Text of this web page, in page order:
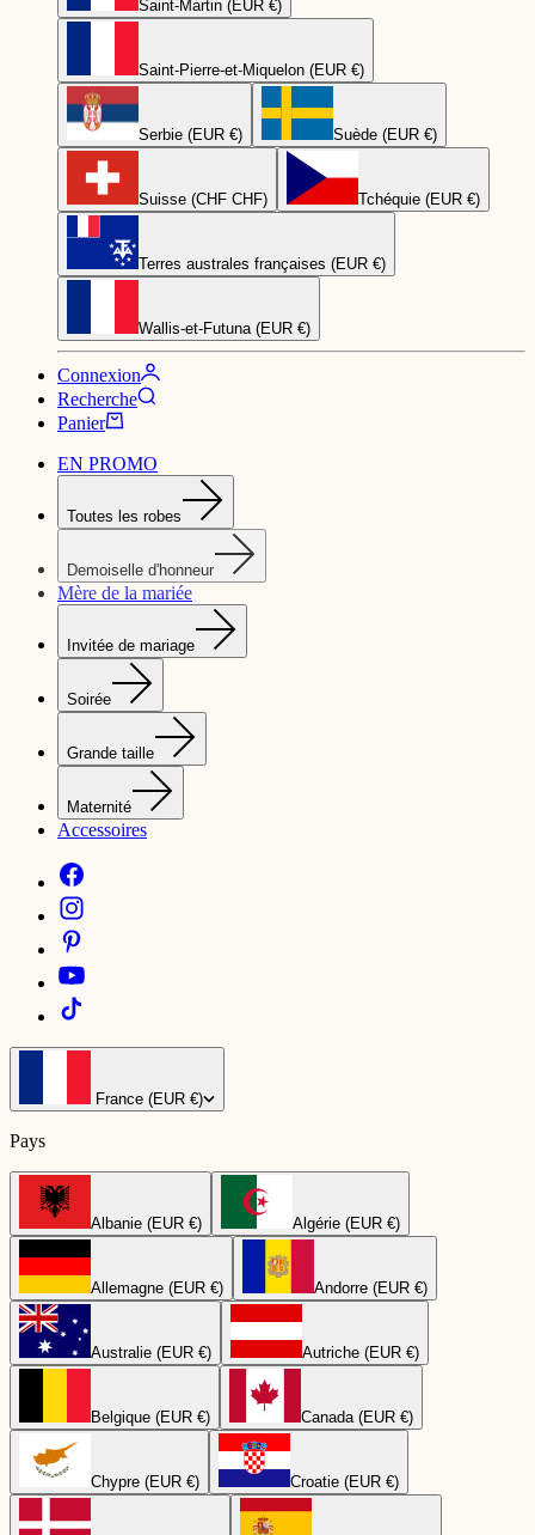
Saint-Martin (EUR €)
Saint-Pierre-et-Miquelon (EUR €)
Serbie (EUR €) Suède (EUR €)
Suisse (CHF CHF) Tchéquie (EUR €)
Terres australes françaises (EUR €)
Wallis-et-Futuna (EUR €)
Connexion
Recherche
Panier
EN PROMO
Toutes les robes
Demoiselle d'honneur
Mère de la mariée
Invitée de mariage
Soirée
Grande taille
Maternité
Accessoires
France (EUR €)
Pays
Albanie (EUR €) Algérie (EUR €)
Allemagne (EUR €) Andorre (EUR €)
Australie (EUR €) Autriche (EUR €)
Belgique (EUR €) Canada (EUR €)
Chypre (EUR €) Croatie (EUR €)